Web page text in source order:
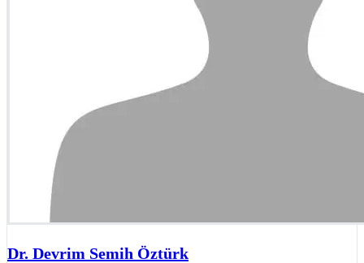
Dr. Devrim Semih Öztürk